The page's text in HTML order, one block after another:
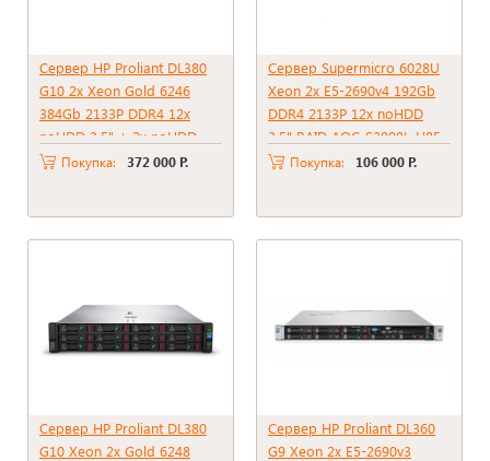
Сервер HP Proliant DL380
G10 2x Xeon Gold 6246
384Gb 2133P DDR4 12x
noHDD 3.5" + 2x noHDD
2.5" RAID P816i-A SR + BBU
Покупка: 372 000 Р.
Сервер Supermicro 6028U
Xeon 2x E5-2690v4 192Gb
DDR4 2133P 12x noHDD
3.5" RAID AOC-S3008L-H8E,
2*PSU 1000W
Покупка: 106 000 Р.
Сервер HP Proliant DL380
G10 Xeon 2x Gold 6248
Сервер HP Proliant DL360
G9 Xeon 2x E5-2690v3